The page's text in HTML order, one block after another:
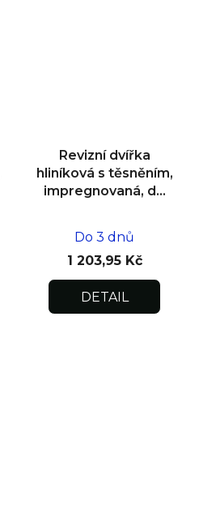
Revizní dvířka
hliníková s těsněním,
impregnovaná, do
Do 3 dnů
1 203,95 Kč
DETAIL